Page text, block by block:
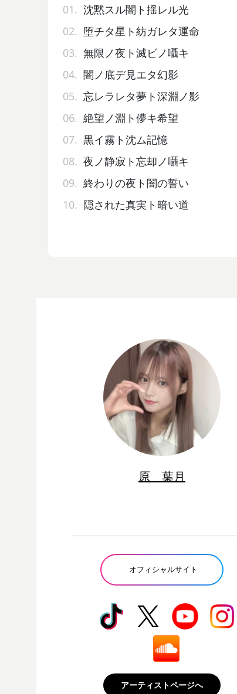
01. 沈黙スル闇ト揺レル光
02. 堕チタ星ト紡ガレタ運命
03. 無限ノ夜ト滅ビノ囁キ
04. 闇ノ底デ見エタ幻影
05. 忘レラレタ夢ト深淵ノ影
06. 絶望ノ淵ト儚キ希望
07. 黒イ霧ト沈ム記憶
08. 夜ノ静寂ト忘却ノ囁キ
09. 終わりの夜ト闇の誓い
10. 隠された真実ト暗い道
原 葉月
オフィシャルサイト
アーティストページへ